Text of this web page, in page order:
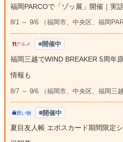
福岡PARCOで「ゾッ展」開催｜実
8/1 ～ 9/6 （福岡市、中央区、福岡
グルメ 開催中
福岡三越でWIND BREAKER 5周年
情報も
8/7 ～ 9/6 （福岡市、中央区、福岡三越
買い物 開催中
夏目友人帳 エポスカード期間限定